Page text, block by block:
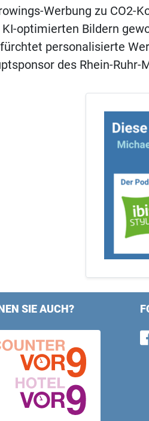
Werbung zu CO2-
optimierten Bildern
personalisierte
des Rhein-Ruhr-
SIE AUCH?